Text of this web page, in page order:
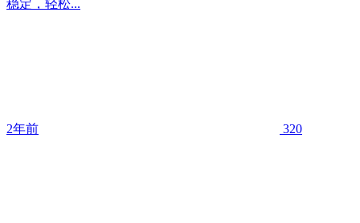
稳定，轻松...
2年前 320